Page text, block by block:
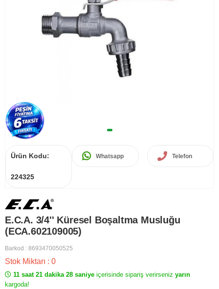
Ürün Kodu:
224325
Whatsapp Telefon
E.C.A. 3/4'' Küresel Boşaltma Musluğu
(ECA.602109005)
Barkod : 8693470050525
Stok Miktarı : 0
11 saat 21 dakika 28 saniye içerisinde sipariş verirseniz yarın
kargoda!